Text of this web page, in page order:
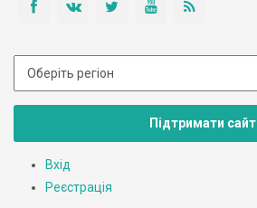
Підтримати сайт
Вхід
Реєстрація